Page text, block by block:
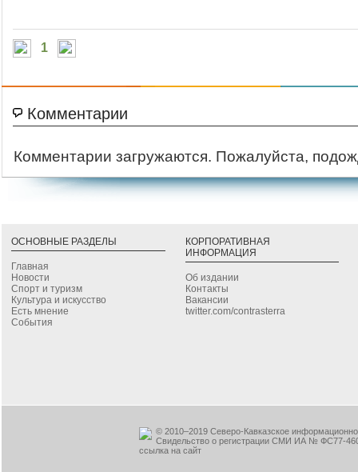
1
Комментарии
Комментарии загружаются. Пожалуйста,
ОСНОВНЫЕ РАЗДЕЛЫ
Главная
Новости
Спорт и туризм
Культура и искусство
Есть мнение
События
КОРПОРАТИВНАЯ
ИНФОРМАЦИЯ
Об издании
Контакты
Вакансии
twitter.com/contrasterra
© 2010–2019 Северо-Кавказское
Свидельство о регистрации СМИ ИА № ФС77-
ссылка на сайт